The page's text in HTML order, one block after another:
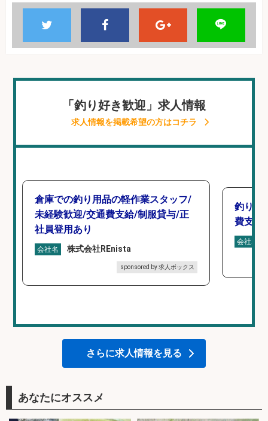
「釣り好き歓迎」求人情報
求人情報を掲載希望の方はコチラ
倉庫での釣り用品の軽作業スタッフ/
未経験歓迎/交通費支給/制服貸与/正
社員登用あり
会社名 株式会社REnista
sponsored by 求人ボックス
釣り具
費支給
会社名
さらに求人情報を見る
あなたにオススメ